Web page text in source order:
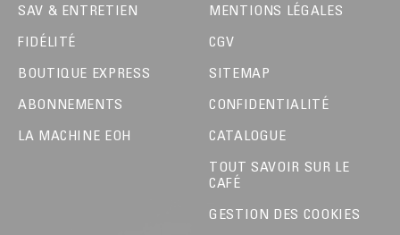
SAV & ENTRETIEN
FIDÉLITÉ
BOUTIQUE EXPRESS
ABONNEMENTS
LA MACHINE EOH
MENTIONS LÉGALES
CGV
SITEMAP
CONFIDENTIALITÉ
CATALOGUE
TOUT SAVOIR SUR LE
CAFÉ
GESTION DES COOKIES